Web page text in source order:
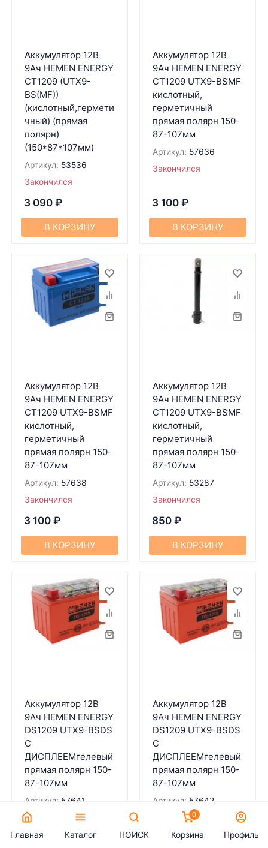
Аккумулятор 12В
9Ач HEMEN ENERGY
CT1209 (UTX9-
BS(MF))
(кислотный,гермети
чный) (прямая
полярн)
(150*87*107мм)
Артикул: 53536
Закончился
3 090 ₽
В КОРЗИНУ
Аккумулятор 12В
9Ач HEMEN ENERGY
CT1209 UTX9-BSMF
кислотный,
герметичный
прямaя полярн 150-
87-107мм
Артикул: 57636
Закончился
3 100 ₽
В КОРЗИНУ
Аккумулятор 12В
9Ач HEMEN ENERGY
CT1209 UTX9-BSMF
кислотный,
герметичный
прямая полярн 150-
87-107мм
Артикул: 57638
Закончился
3 100 ₽
В КОРЗИНУ
Аккумулятор 12В
9Ач HEMEN ENERGY
CT1209 UTX9-BSMF
кислотный,
герметичный
прямая полярн 150-
87-107мм
Артикул: 53287
Закончился
850 ₽
В КОРЗИНУ
Аккумулятор 12В
9Ач HEMEN ENERGY
DS1209 UTX9-BSDS
С
ДИСПЛЕЕМгелевый
прямaя полярн 150-
87-107мм
Артикул: 57641
Закончился
3 400
Аккумулятор 12В
9Ач HEMEN ENERGY
DS1209 UTX9-BSDS
С
ДИСПЛЕЕМгелевый
прямая полярн 150-
87-107мм
Артикул: 57642
Закончился
3 400 ₽
Главная Каталог ПОИСК
0
Корзина Профиль